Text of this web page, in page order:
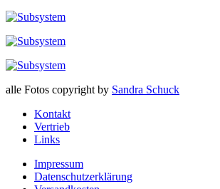
alle Fotos copyright by Sandra Schuck
Kontakt
Vertrieb
Links
Impressum
Datenschutzerklärung